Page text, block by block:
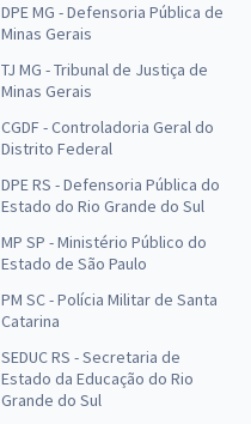
DPE MG - Defensoria Pública de
Minas Gerais
TJ MG - Tribunal de Justiça de
Minas Gerais
CGDF - Controladoria Geral do
Distrito Federal
DPE RS - Defensoria Pública do
Estado do Rio Grande do Sul
MP SP - Ministério Público do
Estado de São Paulo
PM SC - Polícia Militar de Santa
Catarina
SEDUC RS - Secretaria de
Estado da Educação do Rio
Grande do Sul